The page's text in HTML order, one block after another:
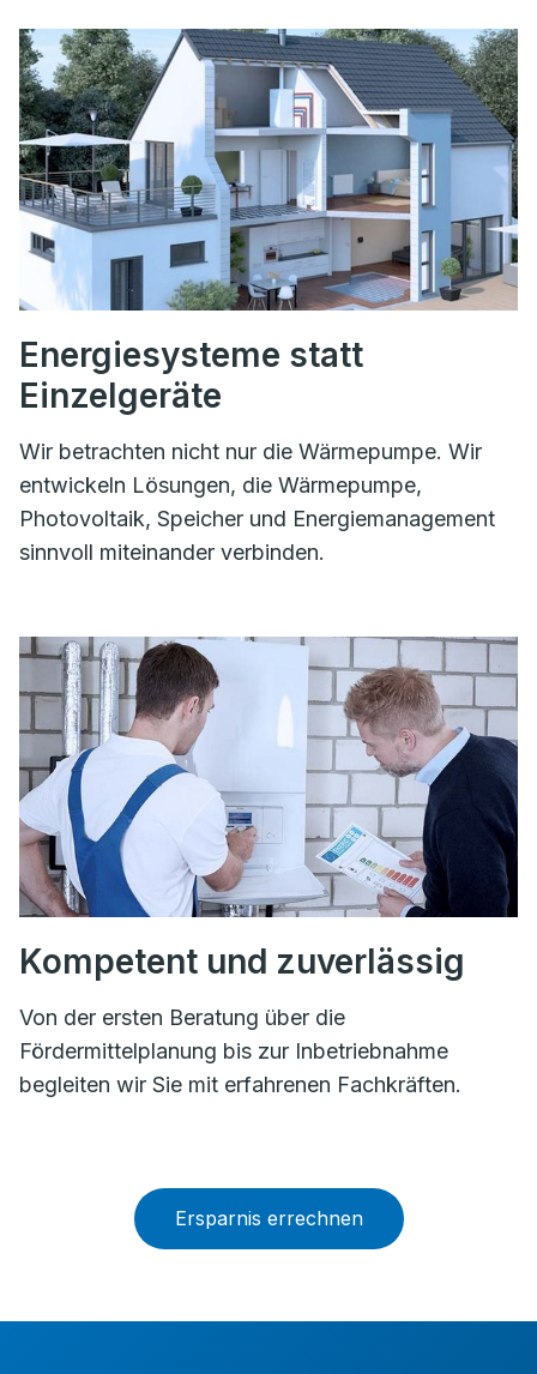
Energiesysteme statt
Einzelgeräte
Wir betrachten nicht nur die Wärmepumpe. Wir
entwickeln Lösungen, die Wärmepumpe,
Photovoltaik, Speicher und Energiemanagement
sinnvoll miteinander verbinden.
Kompetent und zuverlässig
Von der ersten Beratung über die
Fördermittelplanung bis zur Inbetriebnahme
begleiten wir Sie mit erfahrenen Fachkräften.
Ersparnis errechnen